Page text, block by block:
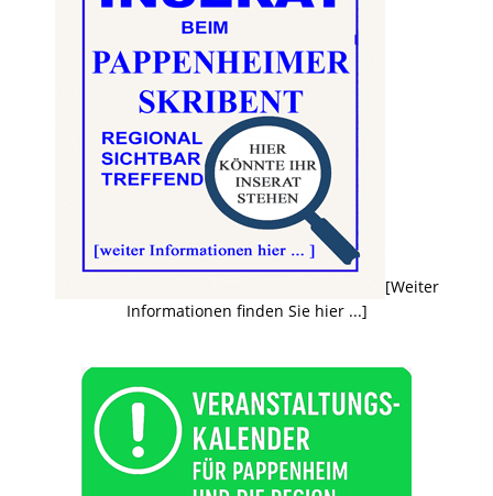
[Weiter
Informationen finden Sie hier ...]